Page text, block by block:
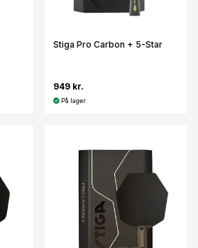
Stiga Pro Carbon + 5-Star
949 kr.
På lager